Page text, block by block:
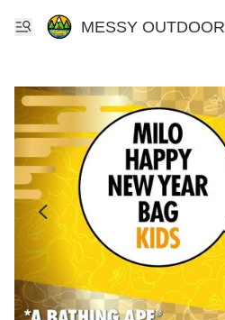
MESSY OUTDOOR